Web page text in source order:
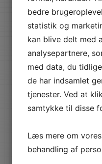
Du behøver ikke
forbi. Vi skal bare
vand til vores anlæg.
Algebehandling af
bedre
statistik og
kan blive delt med
analysepartnere,
med data, du
de har indsamlet
tjenester. Ved at
samtykke til disse
Læs mere om
behandling af